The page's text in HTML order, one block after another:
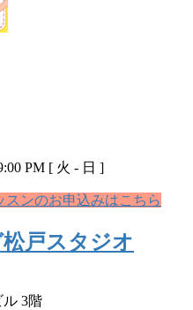
PM [ 火 - 日 ]
スンのお申込みはこちら
戸スタジオ
ル 3階